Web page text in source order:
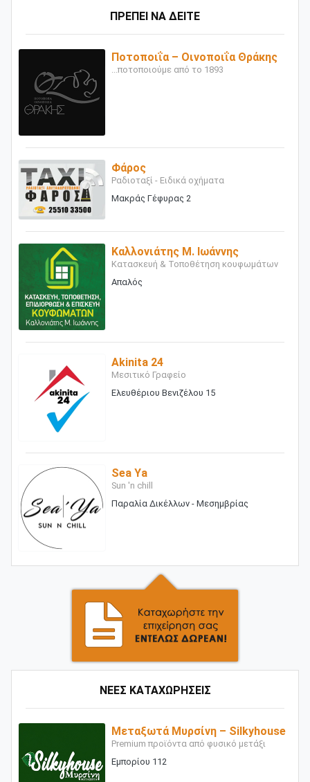
ΠΡΕΠΕΙ ΝΑ ΔΕΙΤΕ
Ποτοποιΐα – Οινοποιΐα Θράκης
...ποτοποιούμε από το 1893
Φάρος
Ραδιοταξί - Ειδικά οχήματα
Μακράς Γέφυρας 2
Καλλονιάτης Μ. Ιωάννης
Κατασκευή & Τοποθέτηση κουφωμάτων
Απαλός
Akinita 24
Μεσιτικό Γραφείο
Ελευθέριου Βενιζέλου 15
Sea Ya
Sun 'n chill
Παραλία Δικέλλων - Μεσημβρίας
ΝΕΕΣ ΚΑΤΑΧΩΡΗΣΕΙΣ
Μεταξωτά Μυρσίνη – Silkyhouse
Premium προϊόντα από φυσικό μετάξι
Εμπορίου 112